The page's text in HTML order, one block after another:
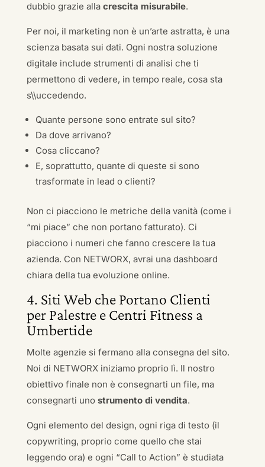
dubbio grazie alla crescita misurabile.
Per noi, il marketing non è un’arte astratta, è una
scienza basata sui dati. Ogni nostra soluzione
digitale include strumenti di analisi che ti
permettono di vedere, in tempo reale, cosa sta
s\\uccedendo.
Quante persone sono entrate sul sito?
Da dove arrivano?
Cosa cliccano?
E, soprattutto, quante di queste si sono
trasformate in lead o clienti?
Non ci piacciono le metriche della vanità (come i
“mi piace” che non portano fatturato). Ci
piacciono i numeri che fanno crescere la tua
azienda. Con NETWORX, avrai una dashboard
chiara della tua evoluzione online.
4. Siti Web che Portano Clienti
per Palestre e Centri Fitness a
Umbertide
Molte agenzie si fermano alla consegna del sito.
Noi di NETWORX iniziamo proprio lì. Il nostro
obiettivo finale non è consegnarti un file, ma
consegnarti uno strumento di vendita.
Ogni elemento del design, ogni riga di testo (il
copywriting, proprio come quello che stai
leggendo ora) e ogni “Call to Action” è studiata